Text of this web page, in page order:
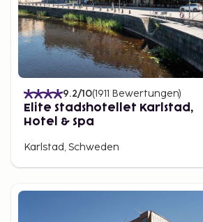
9.2/10(1911 Bewertungen)
Elite Stadshotellet Karlstad,
Hotel & Spa
Karlstad, Schweden